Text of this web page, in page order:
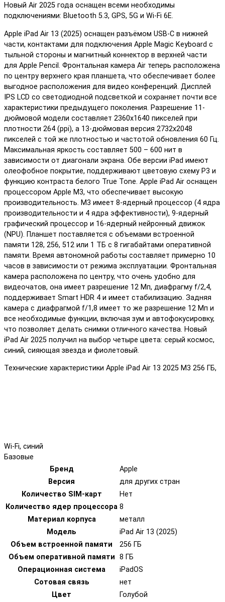
Новый Air 2025 года оснащен всеми необходимы
подключениями: Bluetooth 5.3, GPS, 5G и Wi-Fi 6E.
Apple iPad Air 13 (2025) оснащен разъёмом USB-C в нижней
части, контактами для подключения Apple Magic Keyboard с
тыльной стороны и магнитный коннектор в верхней части
для Apple Pencil. Фронтальная камера Air теперь расположена
по центру верхнего края планшета, что обеспечивает более
выгодное расположения для видео конференций. Дисплей
IPS LCD со светодиодной подсветкой и сохраняет почти все
характеристики предыдущего поколения. Разрешение 11-
дюймовой модели составляет 2360x1640 пикселей при
плотности 264 (ppi), а 13-дюймовая версия 2732x2048
пикселей с той же плотностью и частотой обновления 60 Гц.
Максимальная яркость составляет 500 – 600 нит в
зависимости от диагонали экрана. Обе версии iPad имеют
олеофобное покрытие, поддерживают цветовую схему P3 и
функцию контраста белого True Tone. Apple iPad Air оснащен
процессором Apple M3, что обеспечивает высокую
производительность. M3 имеет 8-ядерный процессор (4 ядра
производительности и 4 ядра эффективности), 9-ядерный
графический процессор и 16-ядерный нейронный движок
(NPU). Планшет поставляется с объемами встроенной
памяти 128, 256, 512 или 1 ТБ с 8 гигабайтами оперативной
памяти. Время автономной работы составляет примерно 10
часов в зависимости от режима эксплуатации. Фронтальная
камера расположена по центру, что очень удобно для
видеочатов, она имеет разрешение 12 Мп, диафрагму f/2,4,
поддерживает Smart HDR 4 и имеет стабилизацию. Задняя
камера с диафрагмой f/1,8 имеет то же разрешение 12 Мп и
все необходимые функции, включая зум и автофокусировку,
что позволяет делать снимки отличного качества. Новый
iPad Air 2025 получил на выбор четыре цвета: серый космос,
синий, сияющая звезда и фиолетовый.
Технические характеристики Apple iPad Air 13 2025 M3 256 ГБ,
Wi-Fi, синий
Базовые
Бренд
Apple
Версия
для других стран
Количество SIM-карт
Нет
Количество ядер процессора 8
Материал корпуса
металл
Модель
iPad Air 13 (2025)
Объем встроенной памяти
256 ГБ
Объем оперативной памяти 8 ГБ
Операционная система
iPadOS
Сотовая связь
нет
Цвет
Голубой